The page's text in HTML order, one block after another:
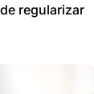
regularizar